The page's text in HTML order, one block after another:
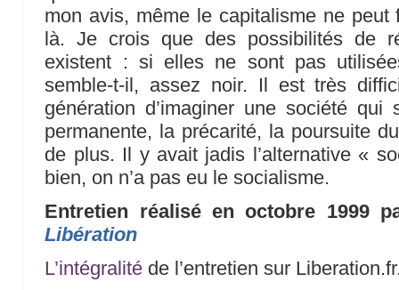
mon avis, même le capitalisme ne peut
là. Je crois que des possibilités de
existent : si elles ne sont pas
semble-t-il, assez noir. Il est très
génération d’imaginer une société qui
permanente, la précarité, la poursuite
de plus. Il y avait jadis l’alternative «
bien, on n’a pas eu le socialisme.
Entretien réalisé en octobre 1999
Libération
L’intégralité de l’entretien sur